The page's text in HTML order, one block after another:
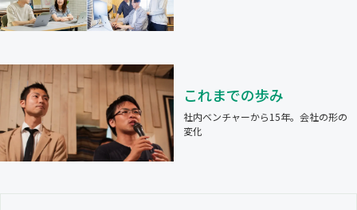
これまでの歩み
社内ベンチャーから15年。会社の形の
変化